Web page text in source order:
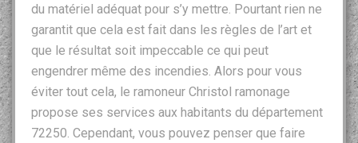
du matériel adéquat pour s’y mettre. Pourtant rien ne
garantit que cela est fait dans les règles de l’art et
que le résultat soit impeccable ce qui peut
engendrer même des incendies. Alors pour vous
éviter tout cela, le ramoneur Christol ramonage
propose ses services aux habitants du département
72250. Cependant, vous pouvez penser que faire